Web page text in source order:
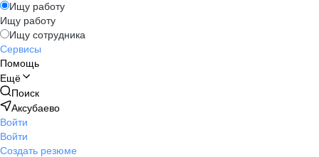
Ищу работу
Ищу работу
Ищу сотрудника
Сервисы
Помощь
Ещё
Поиск
Аксубаево
Войти
Войти
Создать резюме